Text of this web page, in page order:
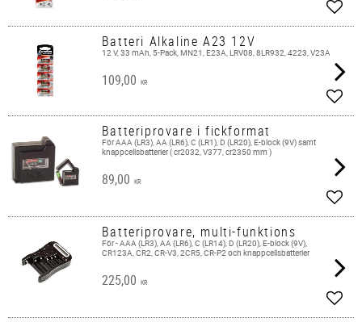
Add
Batteri Alkaline A23 12V
12 V, 33 mAh, 5-Pack, MN21, E23A, LRV08, 8LR932, 4223, V23A
109,00 KR
Add
Batteriprovare i fickformat
För AAA (LR3), AA (LR6), C (LR1), D (LR20), E-block (9V) samt
knappcellsbatterier ( cr2032, V377, cr2350 mm )
89,00 KR
Add
Batteriprovare, multi-funktions
För - AAA (LR3), AA (LR6), C (LR14), D (LR20), E-block (9V),
CR123A, CR2, CR-V3, 2CR5, CR-P2 och knappcellsbatterier
225,00 KR
Add